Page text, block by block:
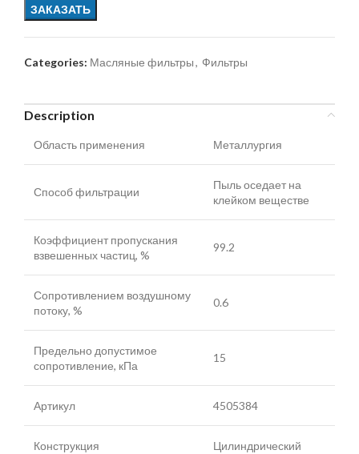
ЗАКАЗАТЬ
Categories: Масляные фильтры, Фильтры
Description
Область применения Металлургия
Способ фильтрации
Пыль оседает на
клейком веществе
Коэффициент пропускания
взвешенных частиц, %
99.2
Сопротивлением воздушному
потоку, %
0.6
Предельно допустимое
сопротивление, кПа
15
Артикул 4505384
Конструкция Цилиндрический